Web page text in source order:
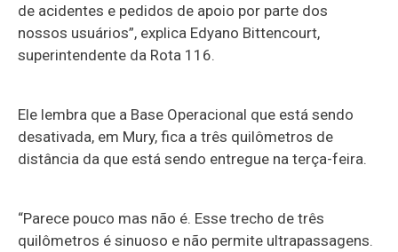
de acidentes e pedidos de apoio por parte dos
nossos usuários”, explica Edyano Bittencourt,
superintendente da Rota 116.
Ele lembra que a Base Operacional que está sendo
desativada, em Mury, fica a três quilômetros de
distância da que está sendo entregue na terça-feira.
“Parece pouco mas não é. Esse trecho de três
quilômetros é sinuoso e não permite ultrapassagens.